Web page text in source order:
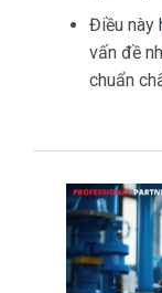
Điều này
vấn đề
chuẩn